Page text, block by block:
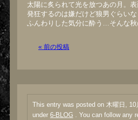
太陽に炙られて光を放つあの月。
発狂するのは嫌だけど狼男ぐらい
ふんわりした気分に酔う…そんな秋
« 前の投稿
This entry was posted on 木曜日,
under 6-BLOG . You can follow any